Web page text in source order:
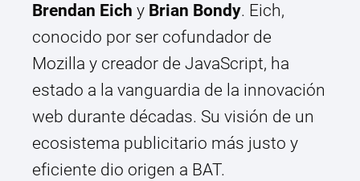
Brendan Eich y Brian Bondy. Eich,
conocido por ser cofundador de
Mozilla y creador de JavaScript, ha
estado a la vanguardia de la innovación
web durante décadas. Su visión de un
ecosistema publicitario más justo y
eficiente dio origen a BAT.